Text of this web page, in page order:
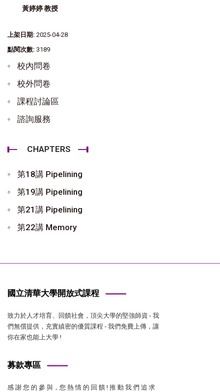
黃婷婷 教授
上架日期: 2025-04-28
點閱次數: 3189
校內問卷
校外問卷
課程討論區
諮詢服務
CHAPTERS
第18講 Pipelining
第19講 Pipelining
第21講 Pipelining
第22講 Memory
國立清華大學開放式課程
致力於人才培育、回饋社會，頂尖大學的堅強師資 - 我
們無償提供，充實縝密的優質課程 - 我們免費上傳，讓
你在家也能上大學 !
募款專區
感 謝 您 的 參 與，您 熱 情 的 回 饋 ! 推 動 我 們 追 求